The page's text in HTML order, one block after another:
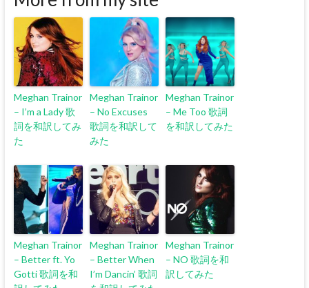
Meghan Trainor
– I’m a Lady 歌
詞を和訳してみ
た
Meghan Trainor
– No Excuses
歌詞を和訳して
みた
Meghan Trainor
– Me Too 歌詞
を和訳してみた
Meghan Trainor
– Better ft. Yo
Gotti 歌詞を和
Meghan Trainor
– Better When
I’m Dancin’ 歌詞
Meghan Trainor
– NO 歌詞を和
訳してみた